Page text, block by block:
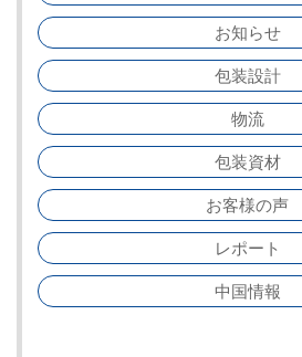
お知らせ
包装設計
物流
包装資材
お客様の声
レポート
中国情報